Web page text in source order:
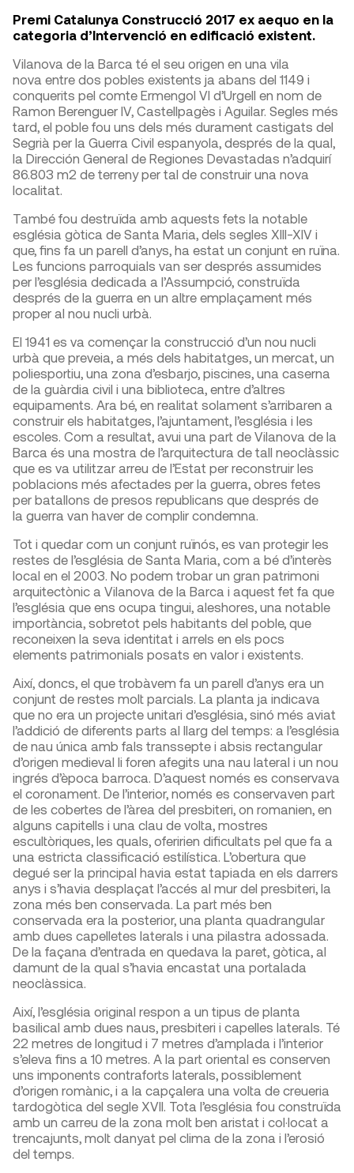
Premi Catalunya Construcció 2017 ex aequo en la
categoria d’Intervenció en edificació existent.
Vilanova de la Barca té el seu origen en una vila
nova entre dos pobles existents ja abans del 1149 i
conquerits pel comte Ermengol VI d’Urgell en nom de
Ramon Berenguer IV, Castellpagès i Aguilar. Segles més
tard, el poble fou uns dels més durament castigats del
Segrià per la Guerra Civil espanyola, després de la qual,
la Dirección General de Regiones Devastadas n’adquirí
86.803 m2 de terreny per tal de construir una nova
localitat.
També fou destruïda amb aquests fets la notable
església gòtica de Santa Maria, dels segles XIII-XIV i
que, fins fa un parell d’anys, ha estat un conjunt en ruïna.
Les funcions parroquials van ser després assumides
per l’església dedicada a l’Assumpció, construïda
després de la guerra en un altre emplaçament més
proper al nou nucli urbà.
El 1941 es va començar la construcció d’un nou nucli
urbà que preveia, a més dels habitatges, un mercat, un
poliesportiu, una zona d’esbarjo, piscines, una caserna
de la guàrdia civil i una biblioteca, entre d’altres
equipaments. Ara bé, en realitat solament s’arribaren a
construir els habitatges, l’ajuntament, l’església i les
escoles. Com a resultat, avui una part de Vilanova de la
Barca és una mostra de l’arquitectura de tall neoclàssic
que es va utilitzar arreu de l’Estat per reconstruir les
poblacions més afectades per la guerra, obres fetes
per batallons de presos republicans que després de
la guerra van haver de complir condemna.
Tot i quedar com un conjunt ruïnós, es van protegir les
restes de l’església de Santa Maria, com a bé d’interès
local en el 2003. No podem trobar un gran patrimoni
arquitectònic a Vilanova de la Barca i aquest fet fa que
l’església que ens ocupa tingui, aleshores, una notable
importància, sobretot pels habitants del poble, que
reconeixen la seva identitat i arrels en els pocs
elements patrimonials posats en valor i existents.
Així, doncs, el que trobàvem fa un parell d’anys era un
conjunt de restes molt parcials. La planta ja indicava
que no era un projecte unitari d’església, sinó més aviat
l’addició de diferents parts al llarg del temps: a l’església
de nau única amb fals transsepte i absis rectangular
d’origen medieval li foren afegits una nau lateral i un nou
ingrés d’època barroca. D’aquest només es conservava
el coronament. De l’interior, només es conservaven part
de les cobertes de l’àrea del presbiteri, on romanien, en
alguns capitells i una clau de volta, mostres
escultòriques, les quals, oferirien dificultats pel que fa a
una estricta classificació estilística. L’obertura que
degué ser la principal havia estat tapiada en els darrers
anys i s’havia desplaçat l’accés al mur del presbiteri, la
zona més ben conservada. La part més ben
conservada era la posterior, una planta quadrangular
amb dues capelletes laterals i una pilastra adossada.
De la façana d’entrada en quedava la paret, gòtica, al
damunt de la qual s’havia encastat una portalada
neoclàssica.
Així, l’església original respon a un tipus de planta
basilical amb dues naus, presbiteri i capelles laterals. Té
22 metres de longitud i 7 metres d’amplada i l’interior
s’eleva fins a 10 metres. A la part oriental es conserven
uns imponents contraforts laterals, possiblement
d’origen romànic, i a la capçalera una volta de creueria
tardogòtica del segle XVII. Tota l’església fou construïda
amb un carreu de la zona molt ben aristat i col·locat a
trencajunts, molt danyat pel clima de la zona i l’erosió
del temps.